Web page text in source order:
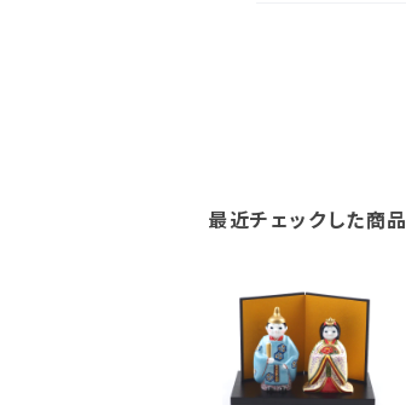
最近チェックした商品